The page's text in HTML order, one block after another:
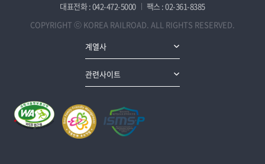
대표전화 : 042-472-5000
팩스 : 02-361-8385
COPYRIGHT ⓒ KOREA RAILROAD. ALL RIGHTS RESERVED.
계열사
관련사이트